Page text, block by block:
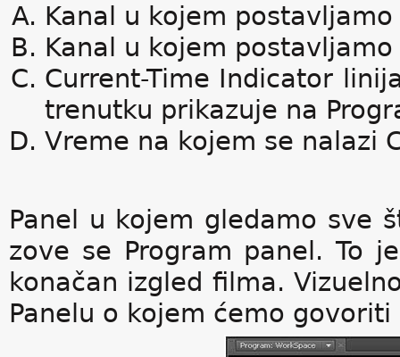
Kanal u kojem
Kanal u kojem
Current-Time Indicator
trenutku prikazuje na
Vreme na kojem se nalazi
Panel u kojem gledamo sve
zove se Program panel. To
konačan izgled filma.
Panelu o kojem ćemo